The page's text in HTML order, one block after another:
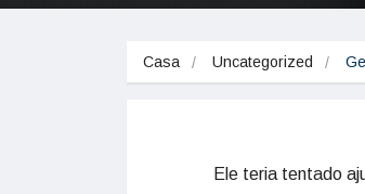
Casa Uncategorized
Ele teria tentado